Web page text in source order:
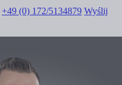
+49 (0) 172/5134879 Wyślij